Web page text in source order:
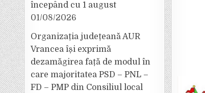
începând cu 1 august
01/08/2026
Organizația județeană AUR
Vrancea își exprimă
dezamăgirea față de modul în
care majoritatea PSD – PNL –
FD – PMP din Consiliul local